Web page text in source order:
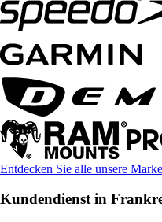
Entdecken Sie alle unsere
Kundendienst in